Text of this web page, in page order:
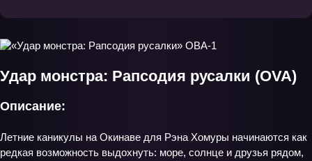
Удар монстра: Рапсодия русалки (OVA)
Описание:
Летние каникулы на Окинаве для Рэна Хомуры начинаются как
редкая возможность выдохнуть: море, солнце и друзья рядом,